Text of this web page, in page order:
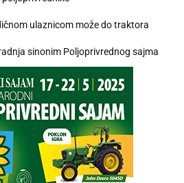
ulaznicom može do traktora
sinonim Poljoprivrednog sajma